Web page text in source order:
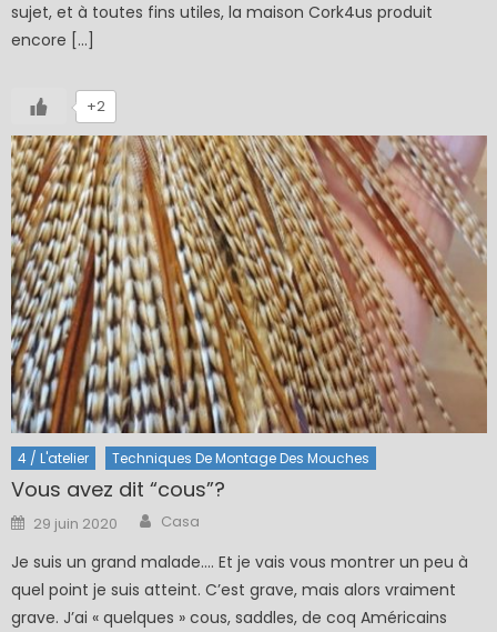
sujet, et à toutes fins utiles, la maison Cork4us produit
encore […]
+2
4 / L'atelier Techniques De Montage Des Mouches
Vous avez dit “cous”?
Posted
on
29 juin 2020 Author
Casa
Je suis un grand malade…. Et je vais vous montrer un peu à
quel point je suis atteint. C’est grave, mais alors vraiment
grave. J’ai « quelques » cous, saddles, de coq Américains